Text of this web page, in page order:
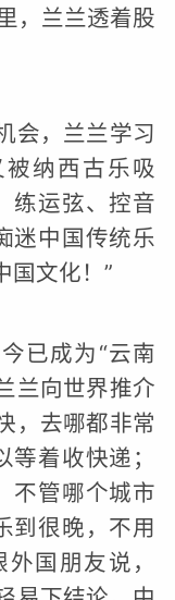
，兰兰透着股
会，兰兰学习
纳西古乐吸
练运弦、控音
迷中国传统乐
国文化！”
已成为“云南
兰向世界推介
，去哪都非常
着收快递；
不管哪个城市
到很晚，不用
国朋友说，